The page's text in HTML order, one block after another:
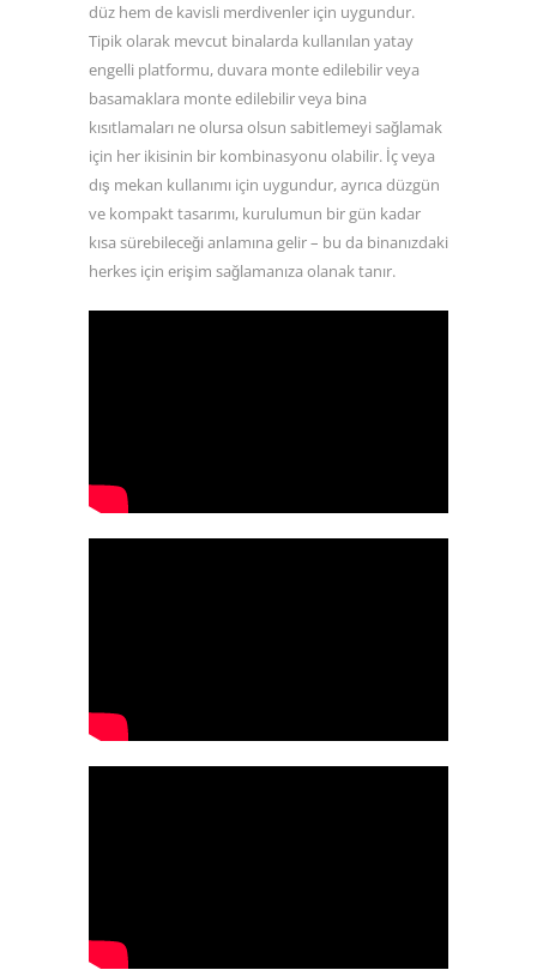
düz hem de kavisli merdivenler için uygundur.
Tipik olarak mevcut binalarda kullanılan yatay
engelli platformu, duvara monte edilebilir veya
basamaklara monte edilebilir veya bina
kısıtlamaları ne olursa olsun sabitlemeyi sağlamak
için her ikisinin bir kombinasyonu olabilir. İç veya
dış mekan kullanımı için uygundur, ayrıca düzgün
ve kompakt tasarımı, kurulumun bir gün kadar
kısa sürebileceği anlamına gelir – bu da binanızdaki
herkes için erişim sağlamanıza olanak tanır.